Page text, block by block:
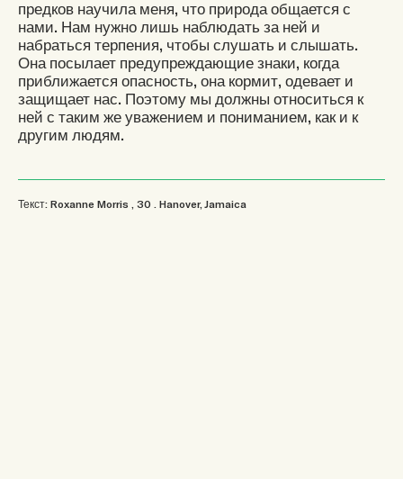
предков научила меня, что природа общается с
нами. Нам нужно лишь наблюдать за ней и
набраться терпения, чтобы слушать и слышать.
Она посылает предупреждающие знаки, когда
приближается опасность, она кормит, одевает и
защищает нас. Поэтому мы должны относиться к
ней с таким же уважением и пониманием, как и к
другим людям.
Текст: Roxanne Morris , 30 Hanover, Jamaica